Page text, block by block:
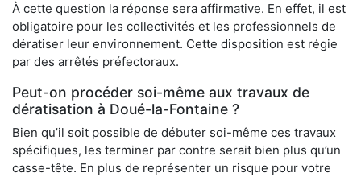
À cette question la réponse sera affirmative. En effet, il est
obligatoire pour les collectivités et les professionnels de
dératiser leur environnement. Cette disposition est régie
par des arrêtés préfectoraux.
Peut-on procéder soi-même aux travaux de
dératisation à Doué-la-Fontaine ?
Bien qu’il soit possible de débuter soi-même ces travaux
spécifiques, les terminer par contre serait bien plus qu’un
casse-tête. En plus de représenter un risque pour votre